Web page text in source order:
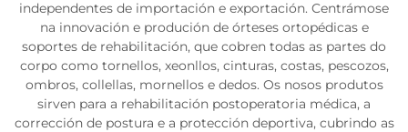
independentes de importación e exportación. Centrámose
na innovación e produción de órteses ortopédicas e
soportes de rehabilitación, que cobren todas as partes do
corpo como tornellos, xeonllos, cinturas, costas, pescozos,
ombros, collellas, mornellos e dedos. Os nosos produtos
sirven para a rehabilitación postoperatoria médica, a
corrección de postura e a protección deportiva, cubrindo as